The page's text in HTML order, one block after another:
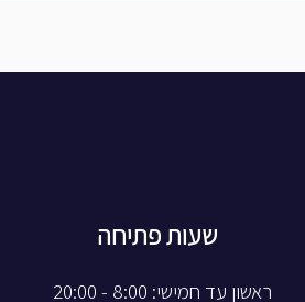
שעות פתיחה
ראשון עד חמישי: 8:00 - 20:00